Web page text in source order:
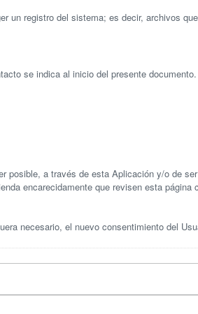
un registro del sistema; es decir, archivos
se indica al inicio del presente documento.
posible, a través de esta Aplicación y/o de
encarecidamente que revisen esta página
necesario, el nuevo consentimiento del